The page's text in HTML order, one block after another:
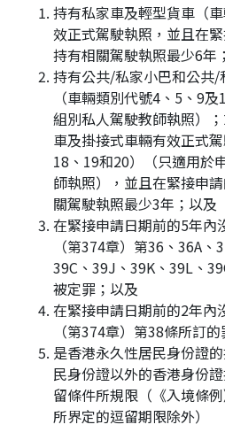
持有私家車及輕型貨車（
效正式駕駛執照，並且在
持有相關駕駛執照最少6年
持有公共/私家小巴和公共
（車輛類別代號4、5、9
組別私人駕駛教師執照）
車及掛接式車輛有效正式
18、19和20）（只適用於
師執照），並且在緊接申
關駕駛執照最少3年；以及
在緊接申請日期前的5年內
（第374章）第36、36A、
39C、39J、39K、39L、
被定罪；以及
在緊接申請日期前的2年內
（第374章）第38條所訂
是香港永久性居民身份證
民身份證以外的香港身份
留條件所規限（《入境條
所界定的逗留期限除外）